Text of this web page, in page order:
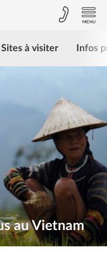
Sites à visiter Infos
au Vietnam